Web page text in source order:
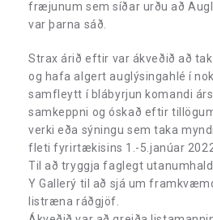
fræjunum sem síðar urðu að
var þarna sáð.
Strax árið eftir var ákveðið að
og hafa algert auglýsingahlé í
samfleytt í blábyrjun komandi
samkeppni og óskað eftir
verki eða sýningu sem taka
fleti fyrirtækisins 1.-5.janúar
Til að tryggja faglegt
Y Gallerý til að sjá um
listræna ráðgjöf.